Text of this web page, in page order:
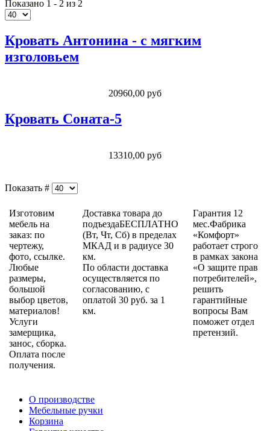
Показано 1 - 2 из 2
Кровать Антонина - с мягким
изголовьем
20960,00 руб
Кровать Соната-5
13310,00 руб
Показать #
Изготовим
мебель на
заказ: по
чертежу,
фото, ссылке.
Любые
размеры,
большой
выбор цветов,
материалов!
Услуги
замерщика,
занос, сборка.
Оплата после
получения.
Доставка товара до
подъездаБЕСПЛАТНО
(Вт, Чт, Сб) в пределах
МКАД и в радиусе 30
км.
По области доставка
осуществляется по
согласованию, с
оплатой 30 руб. за 1
км.
Гарантия 12
мес.Фабрика
«Комфорт»
работает строго
в рамках закона
«О защите прав
потребителей»,
решить
гарантийные
вопросы Вам
поможет отдел
претензий.
О производстве
Мебельные ручки
Корзина